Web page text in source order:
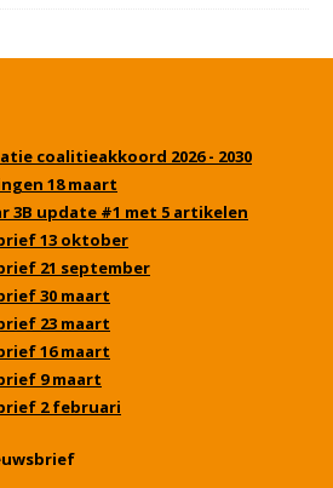
coalitieakkoord 2026 - 2030
18 maart
3B update #1 met 5 artikelen
13 oktober
21 september
30 maart
23 maart
16 maart
9 maart
2 februari